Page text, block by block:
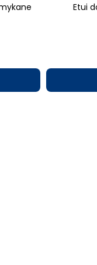
Etui